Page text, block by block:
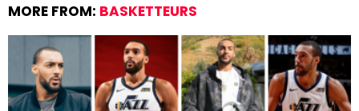
MORE FROM: BASKETTEURS